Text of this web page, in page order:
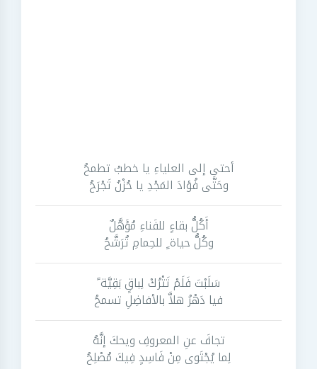
أحتى إلى العلياءِ يا خطبُ تطمحُ
وحَتَّى فُؤادَ المَجْدِ يا حُزْنُ تَجْرَحُ
أَكُلُّ بقاءٍ للفَناءِ مُؤَهَّلٌ
وكُلُّ حياة ٍ للحِمامِ تُرَشَّحُ
سَلَبْتَ فَلَمْ تَتْرُكْ لِباقٍ بَقِيَّة ً
فيا دَهْرُ هلاَّ بالأفاضِلِ تسمحُ
تجافَ عنِ المعروفِ ويحكَ إنَّهُ
لِما يُجْتَوى مِنْ فَاسِدٍ فِيكَ مُصْلِحُ